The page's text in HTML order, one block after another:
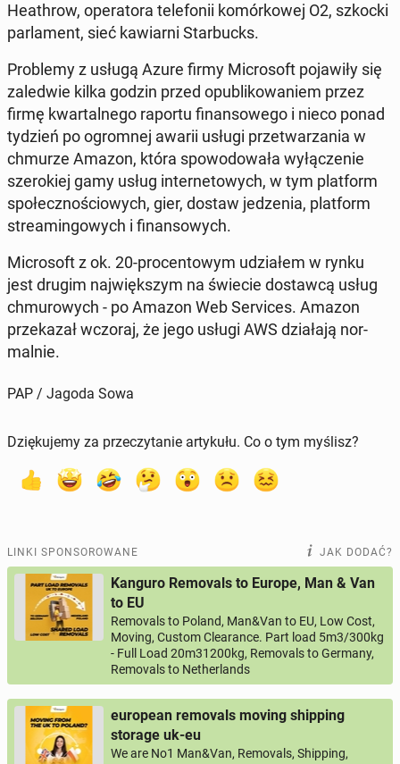
He­ath­row, ope­ra­to­ra te­le­fo­nii ko­mór­ko­wej O2, szkocki
par­la­ment, sieć ka­wiar­ni Star­bucks.
Pro­ble­my z usługą Azure firmy Mi­cro­soft po­ja­wi­ły się
za­le­d­wie kilka godzin przed opu­bli­ko­wa­niem przez
firmę kwar­tal­ne­go raportu fi­nan­so­we­go i nieco ponad
tydzień po ogrom­nej awarii usługi prze­twa­rza­nia w
chmurze Amazon, która spo­wo­do­wa­ła wy­łą­cze­nie
sze­ro­kiej gamy usług in­ter­ne­to­wych, w tym plat­form
spo­łecz­no­ścio­wych, gier, dostaw je­dze­nia, plat­form
stre­amin­go­wych i fi­nan­so­wych.
Mi­cro­soft z ok. 20-pro­cen­to­wym udzia­łem w rynku
jest drugim naj­więk­szym na świecie do­staw­cą usług
chmu­ro­wych - po Amazon Web Se­rvi­ces. Amazon
prze­ka­zał wczoraj, że jego usługi AWS dzia­ła­ją nor­
mal­nie.
PAP / Jagoda Sowa
Dziękujemy za przeczytanie artykułu. Co o tym myślisz?
LINKI SPONSOROWANE JAK DODAĆ?
Kanguro Removals to Europe, Man & Van
to EU
Removals to Poland, Man&Van to EU, Low Cost,
Moving, Custom Clearance. Part load 5m3/300kg
- Full Load 20m31200kg, Removals to Germany,
Removals to Netherlands
european removals moving shipping
storage uk-eu
We are No1 Man&Van, Removals, Shipping,